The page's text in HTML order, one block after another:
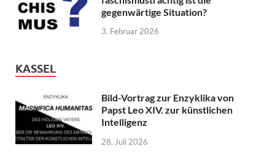
gegenwärtige Situation?
3. Februar 2026
KASSEL
Bild-Vortrag zur Enzyklika von
Papst Leo XIV. zur künstlichen
Intelligenz
28. Juli 2026